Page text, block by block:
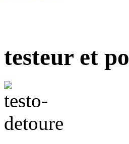
testeur et